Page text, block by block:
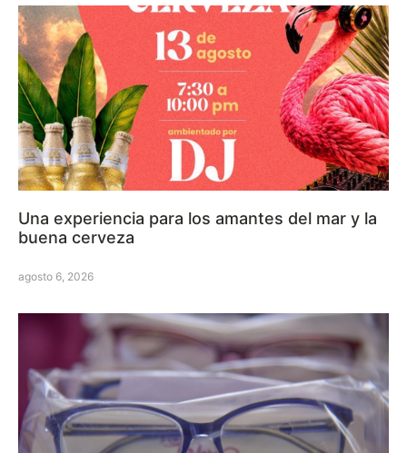
Una experiencia para los amantes del mar y la
buena cerveza
agosto 6, 2026